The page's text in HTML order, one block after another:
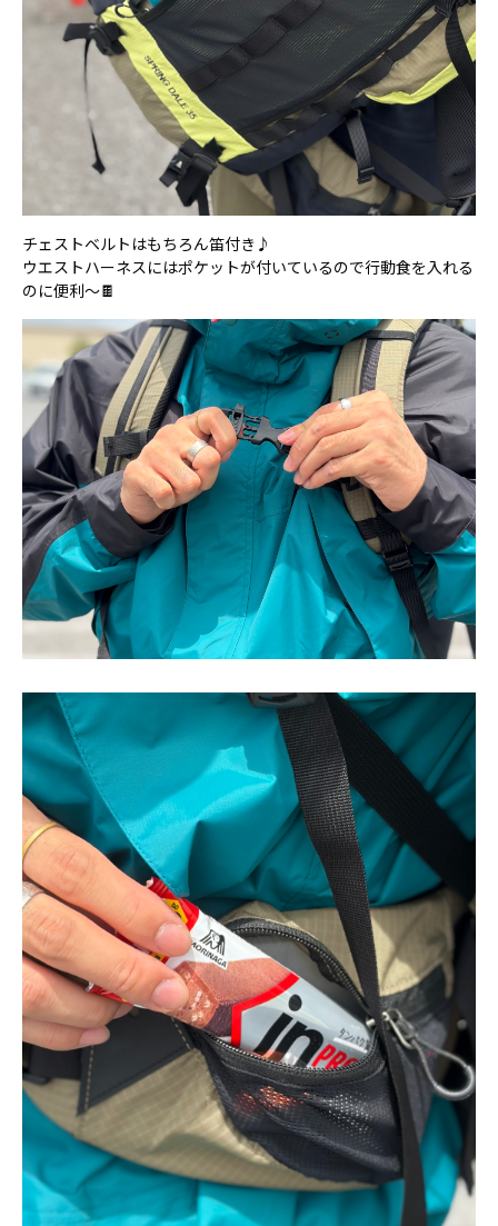
チェストベルトはもちろん笛付き♪
ウエストハーネスにはポケットが付いているので行動食を入れる
のに便利～🍫